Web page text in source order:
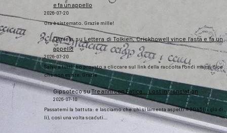
e fa un appello
2026-07-20
Ora è sistemato. Grazie mille!
Danielasu Lettera di Tolkien, Crickhowell vince l’asta e fa un
appello
2026-07-20
Salve a tutti, ho provato a cliccare sul link della raccolta fondi ma mi dice
che non esiste. Grazie
GipsotecosuTre anni con Fatica… Lost in translation
2026-07-10
Passatemi la battuta: e lasciamo che chi si lamenta aspetti il 2043 (o giù di
lì), così una volta scaduti…